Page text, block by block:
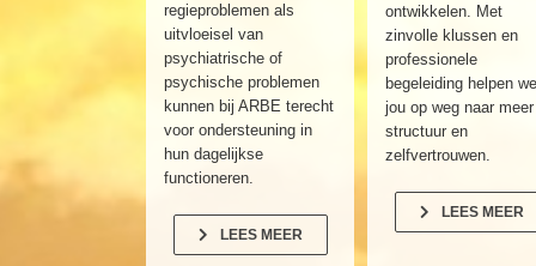
regieproblemen als
uitvloeisel van
psychiatrische of
psychische problemen
kunnen bij ARBE terecht
voor ondersteuning in
hun dagelijkse
functioneren.
LEES MEER
ontwikkelen. Met
zinvolle klussen en
professionele
begeleiding helpen
jou op weg naar meer
structuur en
zelfvertrouwen.
LEES MEER